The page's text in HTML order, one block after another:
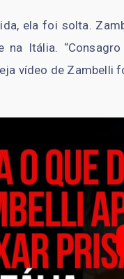
ela foi solta.
na Itália.
vídeo de Zambelli